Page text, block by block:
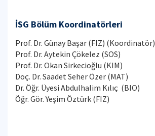
İSG Bölüm Koordinatörleri
Prof. Dr. Günay Başar (FIZ) (Koordinatör)
Prof. Dr. Aytekin Çökelez (SOS)
Prof. Dr. Okan Sirkecioğlu (KIM)
Doç. Dr. Saadet Seher Özer (MAT)
Dr. Öğr. Üyesi Abdulhalim Kılıç (BIO)
Öğr. Gör. Yeşim Öztürk (FIZ)